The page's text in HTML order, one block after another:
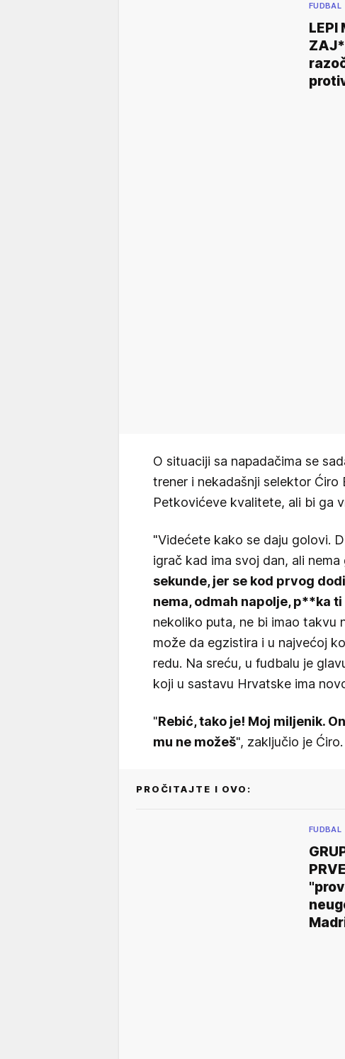
FUDBAL
LEPI
O situaciji sa napadačima se
trener i nekadašnji selektor Ćiro
Petkovićeve kvalitete, ali bi ga
"Videćete kako se daju golovi.
igrač kad ima svoj dan, ali nema
sekunde, jer se kod prvog
nema, odmah napolje, p**ka
nekoliko puta, ne bi imao takvu
može da egzistira i u najvećoj
redu. Na sreću, u fudbalu je
koji u sastavu Hrvatske ima
"Rebić, tako je! Moj miljenik.
mu ne možeš", zaključio je Ćiro.
PROČITAJTE I OVO:
FUDBAL